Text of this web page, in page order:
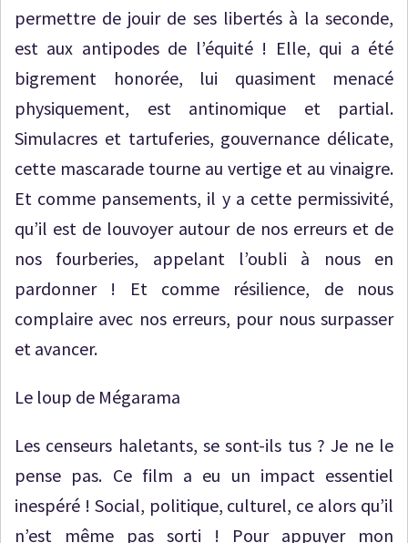
permettre de jouir de ses libertés à la seconde,
est aux antipodes de l’équité ! Elle, qui a été
bigrement honorée, lui quasiment menacé
physiquement, est antinomique et partial.
Simulacres et tartuferies, gouvernance délicate,
cette mascarade tourne au vertige et au vinaigre.
Et comme pansements, il y a cette permissivité,
qu’il est de louvoyer autour de nos erreurs et de
nos fourberies, appelant l’oubli à nous en
pardonner ! Et comme résilience, de nous
complaire avec nos erreurs, pour nous surpasser
et avancer.
Le loup de Mégarama
Les censeurs haletants, se sont-ils tus ? Je ne le
pense pas. Ce film a eu un impact essentiel
inespéré ! Social, politique, culturel, ce alors qu’il
n’est même pas sorti ! Pour appuyer mon